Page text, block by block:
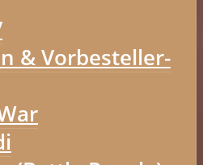
& Vorbesteller-